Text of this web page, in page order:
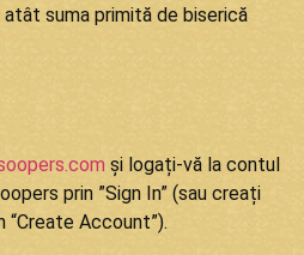
suma primită de biserică
și logați-vă la contul
prin ”Sign In” (sau creați
“Create Account”).